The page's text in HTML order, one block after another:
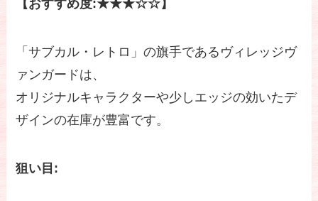
【おすすめ度:★★★☆☆】
「サブカル・レトロ」の旗手であるヴィレッジヴ
ァンガードは、
オリジナルキャラクターや少しエッジの効いたデ
ザインの在庫が豊富です。
狙い目: